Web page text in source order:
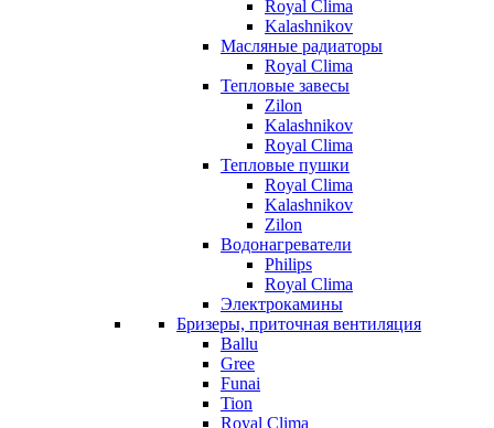
Royal Clima
Kalashnikov
Масляные радиаторы
Royal Clima
Тепловые завесы
Zilon
Kalashnikov
Royal Clima
Тепловые пушки
Royal Clima
Kalashnikov
Zilon
Водонагреватели
Philips
Royal Clima
Электрокамины
Бризеры, приточная вентиляция
Ballu
Gree
Funai
Tion
Royal Clima